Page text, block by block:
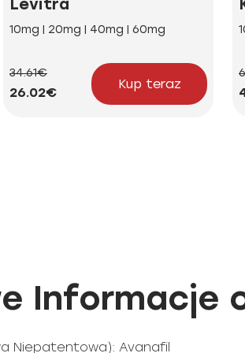
Levitra
10mg | 20mg | 40mg | 60mg
34.61€
26.02€
Kup teraz
Informacje
Niepatentowa): Avanafil